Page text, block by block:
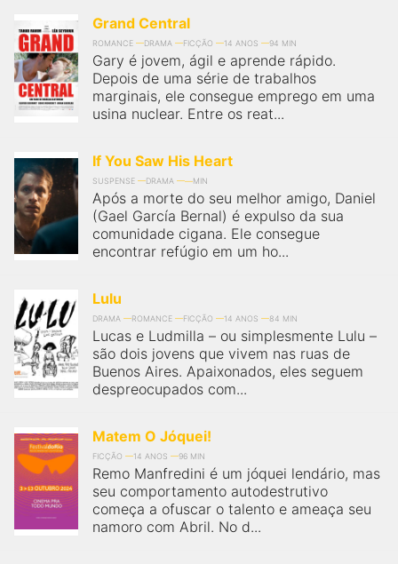
Grand Central
ROMANCE DRAMA FICÇÃO 14 ANOS 94 MIN
Gary é jovem, ágil e aprende rápido.
Depois de uma série de trabalhos
marginais, ele consegue emprego em uma
usina nuclear. Entre os reat...
If You Saw His Heart
SUSPENSE DRAMA MIN
Após a morte do seu melhor amigo, Daniel
(Gael García Bernal) é expulso da sua
comunidade cigana. Ele consegue
encontrar refúgio em um ho...
Lulu
DRAMA ROMANCE FICÇÃO 14 ANOS 84 MIN
Lucas e Ludmilla – ou simplesmente Lulu –
são dois jovens que vivem nas ruas de
Buenos Aires. Apaixonados, eles seguem
despreocupados com...
Matem O Jóquei!
FICÇÃO 14 ANOS 96 MIN
Remo Manfredini é um jóquei lendário, mas
seu comportamento autodestrutivo
começa a ofuscar o talento e ameaça seu
namoro com Abril. No d...